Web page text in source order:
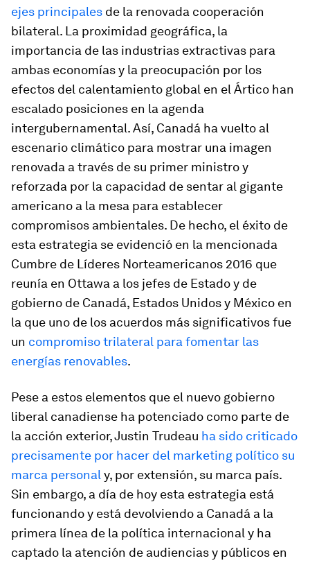
ejes principales de la renovada cooperación
bilateral. La proximidad geográfica, la
importancia de las industrias extractivas para
ambas economías y la preocupación por los
efectos del calentamiento global en el Ártico han
escalado posiciones en la agenda
intergubernamental. Así, Canadá ha vuelto al
escenario climático para mostrar una imagen
renovada a través de su primer ministro y
reforzada por la capacidad de sentar al gigante
americano a la mesa para establecer
compromisos ambientales. De hecho, el éxito de
esta estrategia se evidenció en la mencionada
Cumbre de Líderes Norteamericanos 2016 que
reunía en Ottawa a los jefes de Estado y de
gobierno de Canadá, Estados Unidos y México en
la que uno de los acuerdos más significativos fue
un compromiso trilateral para fomentar las
energías renovables.
Pese a estos elementos que el nuevo gobierno
liberal canadiense ha potenciado como parte de
la acción exterior, Justin Trudeau ha sido criticado
precisamente por hacer del marketing político su
marca personal y, por extensión, su marca país.
Sin embargo, a día de hoy esta estrategia está
funcionando y está devolviendo a Canadá a la
primera línea de la política internacional y ha
captado la atención de audiencias y públicos en